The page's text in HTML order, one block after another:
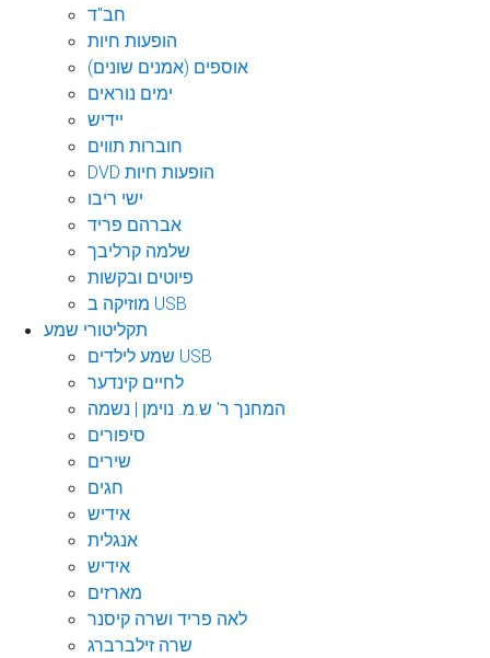
חב"ד
הופעות חיות
אוספים (אמנים שונים)
ימים נוראים
יידיש
חוברות תווים
DVD הופעות חיות
ישי ריבו
אברהם פריד
שלמה קרליבך
פיוטים ובקשות
מוזיקה ב USB
תקליטורי שמע
שמע לילדים USB
לחיים קינדער
המחנך ר' ש.מ. נוימן | נשמה
סיפורים
שירים
חגים
אידיש
אנגלית
אידיש
מארזים
לאה פריד ושרה קיסנר
שרה זילברברג